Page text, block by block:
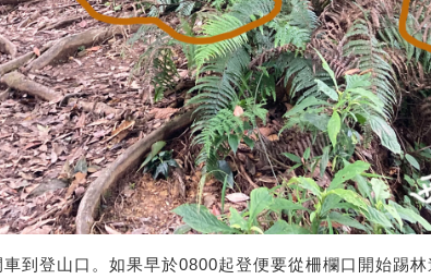
到登山口。如果早於0800起登便要從柵欄口開始踢